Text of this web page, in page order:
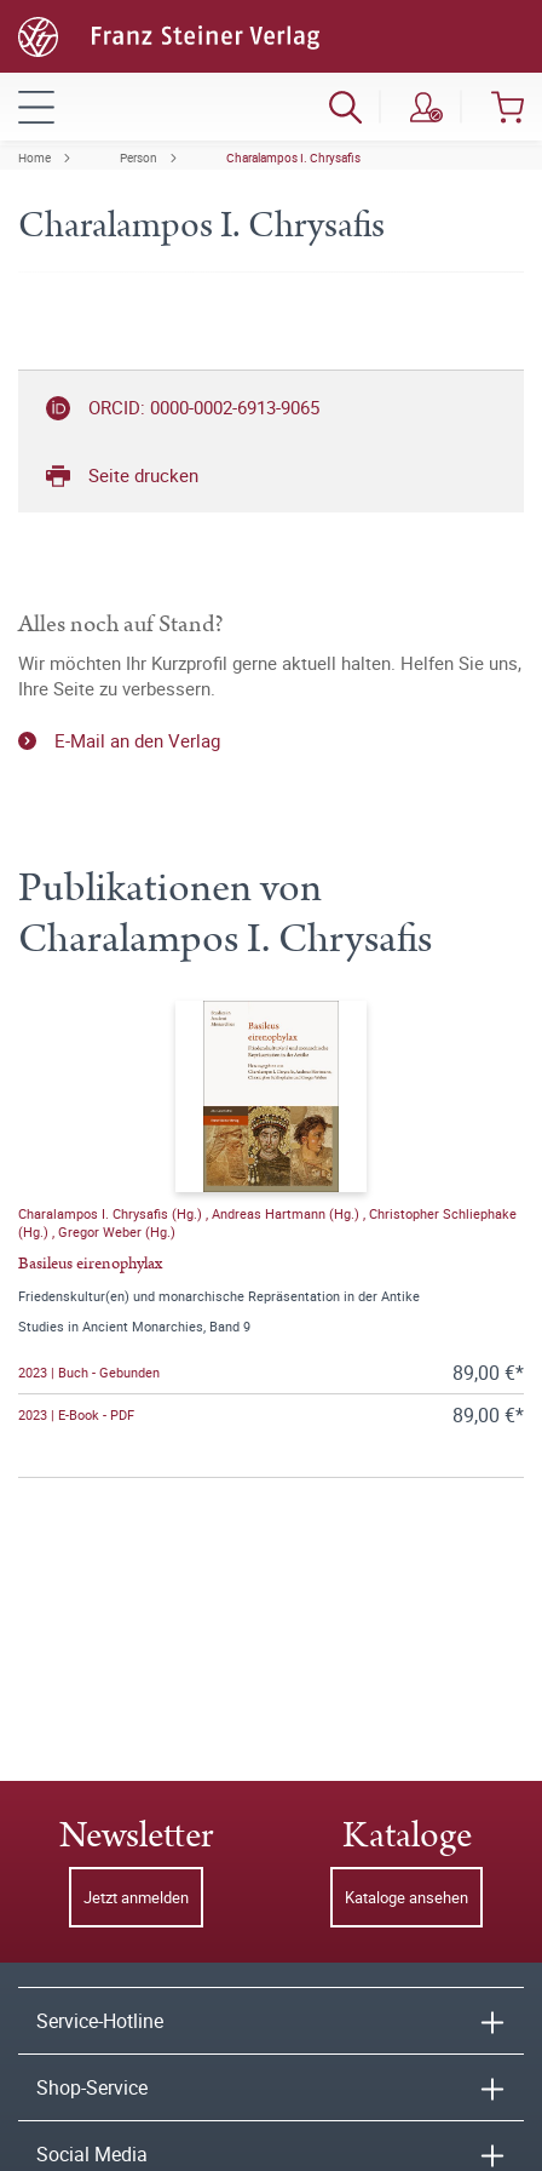
Home Person Charalampos I. Chrysafis
Charalampos I. Chrysafis
ORCID: 0000-0002-6913-9065
Seite drucken
Alles noch auf Stand?
Wir möchten Ihr Kurzprofil gerne aktuell halten. Helfen Sie uns,
Ihre Seite zu verbessern.
E-Mail an den Verlag
Publikationen von
Charalampos I. Chrysafis
Charalampos I. Chrysafis (Hg.) Andreas Hartmann (Hg.) Christopher Schliephake
(Hg.) Gregor Weber (Hg.)
Basileus eirenophylax
Friedenskultur(en) und monarchische Repräsentation in der Antike
Studies in Ancient Monarchies, Band 9
2023 | Buch - Gebunden 89,00 €*
2023 | E-Book - PDF 89,00 €*
Newsletter
Jetzt anmelden
Kataloge
Kataloge ansehen
Service-Hotline
Shop-Service
Social Media